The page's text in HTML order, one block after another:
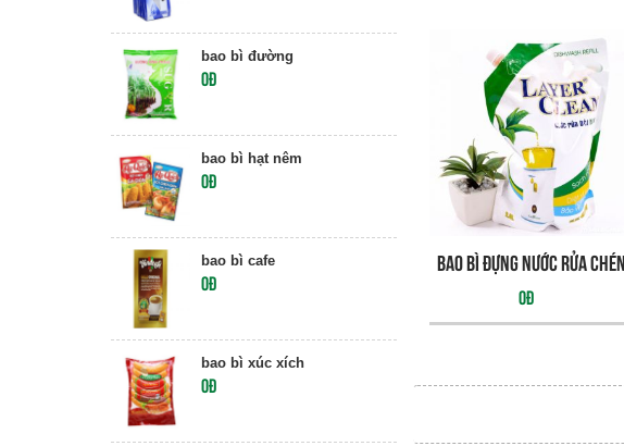
bao bì đường
0đ
bao bì hạt nêm
0đ
bao bì cafe
0đ
bao bì xúc xích
0đ
Bao bì đựng nước rửa chén
0đ